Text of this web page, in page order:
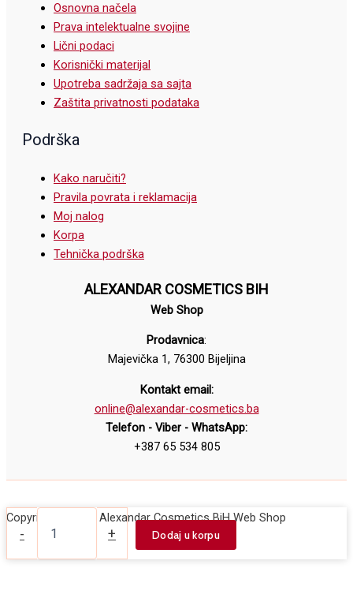
Osnovna načela
Prava intelektualne svojine
Lični podaci
Korisnički materijal
Upotreba sadržaja sa sajta
Zaštita privatnosti podataka
Podrška
Kako naručiti?
Pravila povrata i reklamacija
Moj nalog
Korpa
Tehnička podrška
ALEXANDAR COSMETICS BIH
Web Shop
Prodavnica:
Majevička 1, 76300 Bijeljina
Kontakt email:
online@alexandar-cosmetics.ba
Telefon - Viber - WhatsApp:
+387 65 534 805
Copyright © 2026 Alexandar Cosmetics BiH Web Shop
-
Iluminator
MAKEUP
+ Dodaj u korpu